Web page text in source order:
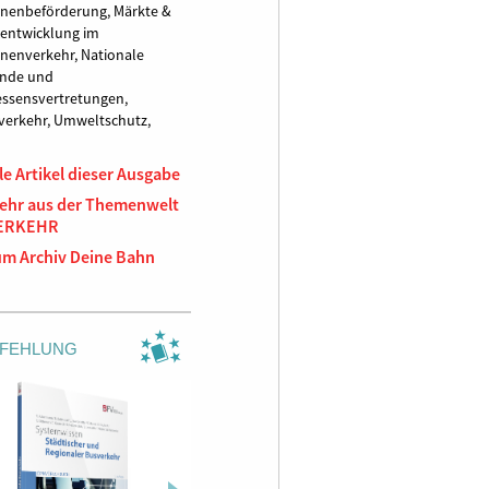
Märkte &
im
Nationale
und
Umweltschutz,
Artikel dieser Ausgabe
aus der Themenwelt
Archiv Deine Bahn